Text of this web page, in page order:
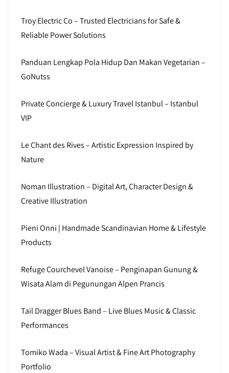
Troy Electric Co – Trusted Electricians for Safe &
Reliable Power Solutions
Panduan Lengkap Pola Hidup Dan Makan Vegetarian –
GoNutss
Private Concierge & Luxury Travel Istanbul – Istanbul
VIP
Le Chant des Rives – Artistic Expression Inspired by
Nature
Noman Illustration – Digital Art, Character Design &
Creative Illustration
Pieni Onni | Handmade Scandinavian Home & Lifestyle
Products
Refuge Courchevel Vanoise – Penginapan Gunung &
Wisata Alam di Pegunungan Alpen Prancis
Tail Dragger Blues Band – Live Blues Music & Classic
Performances
Tomiko Wada – Visual Artist & Fine Art Photography
Portfolio